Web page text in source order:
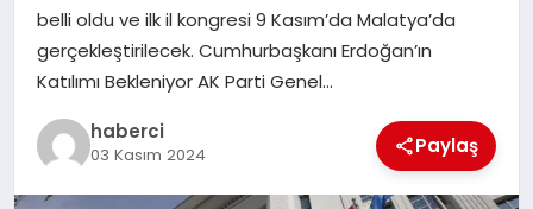
SPOR
TEKNOLOJI
belli oldu ve ilk il kongresi 9 Kasım’da Malatya’da
gerçekleştirilecek. Cumhurbaşkanı Erdoğan’ın
Katılımı Bekleniyor AK Parti Genel…
haberci
03 Kasım 2024 Paylaş